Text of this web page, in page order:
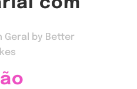
Geral by Better